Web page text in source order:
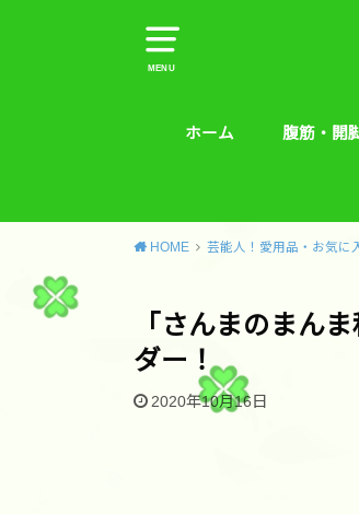
MENU
ホーム 腹筋・開
HOME 芸能人！愛用品・お気に
「さんまのまん
ダー！
2020年10月16日